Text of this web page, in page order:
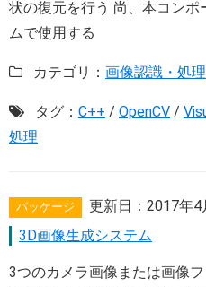
状の復元を行う 尚、本コン
ムで使用する
カテゴリ： 画像認識・処理
タグ： C++ / OpenCV /
処理
パッケージ 更新日： 2017年4
3D画像生成システム
3つのカメラ画像または画像